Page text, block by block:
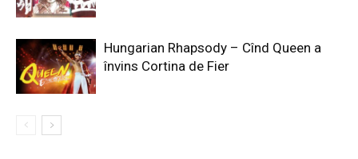
Hungarian Rhapsody – Cînd Queen a
învins Cortina de Fier